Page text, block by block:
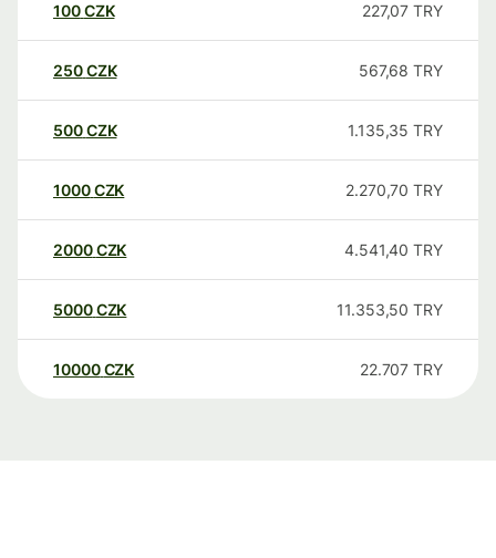
100CZK 227,07 TRY
250CZK 567,68 TRY
500CZK 1.135,35 TRY
1000CZK 2.270,70 TRY
2000CZK 4.541,40 TRY
5000CZK 11.353,50 TRY
10000 CZK 22.707 TRY